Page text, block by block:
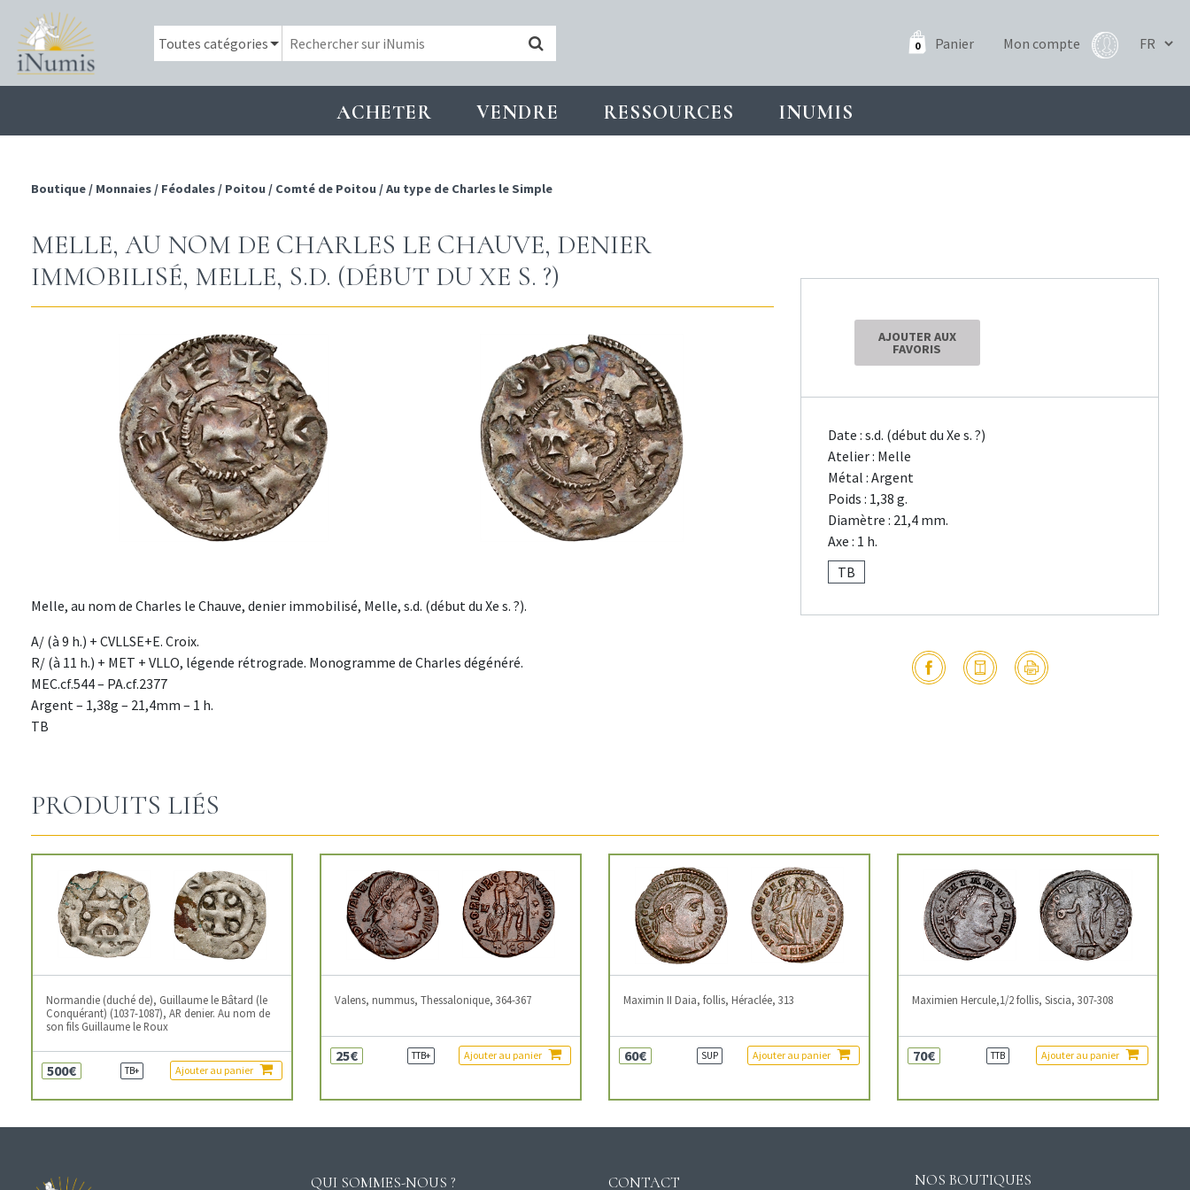
0 Panier Mon compte
ACHETER VENDRE RESSOURCES INUMIS
Boutique / Monnaies / Féodales / Poitou / Comté de Poitou /Au type de Charles le Simple
MELLE, AU NOM DE CHARLES LE CHAUVE, DENIER
IMMOBILISÉ, MELLE, S.D. (DÉBUT DU XE S. ?)
Melle, au nom de Charles le Chauve, denier immobilisé, Melle, s.d. (début du Xe s. ?).
A/ (à 9 h.) + CVLLSE+E. Croix.
R/ (à 11 h.) + MET + VLLO, légende rétrograde. Monogramme de Charles dégénéré.
MEC.cf.544 – PA.cf.2377
Argent – 1,38g – 21,4mm – 1 h.
TB
AJOUTER AUX
FAVORIS
Date : s.d. (début du Xe s. ?)
Atelier : Melle
Métal : Argent
Poids : 1,38 g.
Diamètre : 21,4 mm.
Axe : 1 h.
TB
PRODUITS LIÉS
Normandie (duché de), Guillaume le Bâtard (le
Conquérant) (1037-1087), AR denier. Au nom de
son fils Guillaume le Roux
500€ TB+ Ajouter au panier
Valens, nummus, Thessalonique, 364-367
25€ TTB+ Ajouter au panier
Maximin II Daia, follis, Héraclée, 313
60€ SUP Ajouter au panier
Maximien Hercule,1/2 follis, Siscia, 307-308
70€ TTB Ajouter au panier
QUI SOMMES-NOUS ? CONTACT NOS BOUTIQUES